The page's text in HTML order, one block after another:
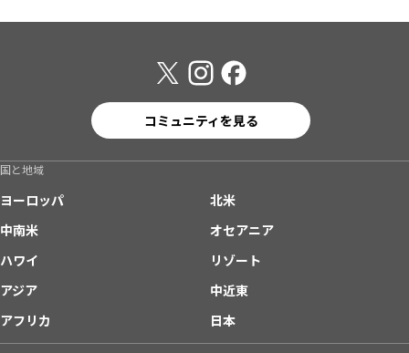
コミュニティを見る
国と地域
ヨーロッパ
北米
中南米
オセアニア
ハワイ
リゾート
アジア
中近東
アフリカ
日本